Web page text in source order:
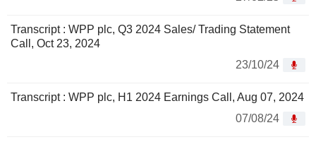
Transcript : WPP plc, Q3 2024 Sales/ Trading Statement
Call, Oct 23, 2024
23/10/24
Transcript : WPP plc, H1 2024 Earnings Call, Aug 07, 2024
07/08/24